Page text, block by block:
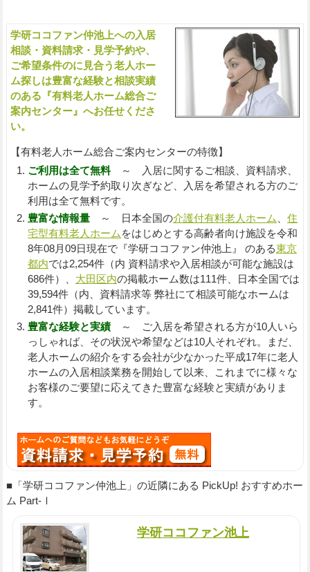
学研ココファン仲池上への入居
相談・資料請求・見学予約や、
ご希望条件のに見合う老人ホー
ム探しは豊富な経験と相談実績
のある『有料老人ホーム総合ご
案内センター』へお任せくださ
い。
【有料老人ホーム総合ご案内センターの特徴】
ご利用は全て無料～ 入居に関するご相談、資料請求、
ホームの見学予約取り次ぎなど、入居を希望される方のご
利用は全て無料です。
豊富な情報量～ 日本全国の介護付有料老人ホーム
住
宅型有料老人ホーム をはじめとする高齢者向け施設を令和
8年08月09日現在で『学研ココファン仲池上』 のある東京
都内では2,254件（内 資料請求や入居相談が可能な施設は
686件）、 大田区内の掲載ホーム数は111件、日本全国では
39,594件（内、資料請求等 弊社にて相談可能なホームは
2,841件）掲載しています。
豊富な経験と実績～ ご入居を希望される方が10人いら
っしゃれば、その状況や希望などは10人それぞれ。まだ、
老人ホームの紹介をする会社が少なかった平成17年に老人
ホームの入居相談業務を開始して以来、これまでに様々な
お客様のご要望に応えてきた豊富な経験と実績がありま
す。
■「学研ココファン仲池上」の近隣にある PickUp! おすすめホー
ム Part-Ⅰ
学研ココファン池上